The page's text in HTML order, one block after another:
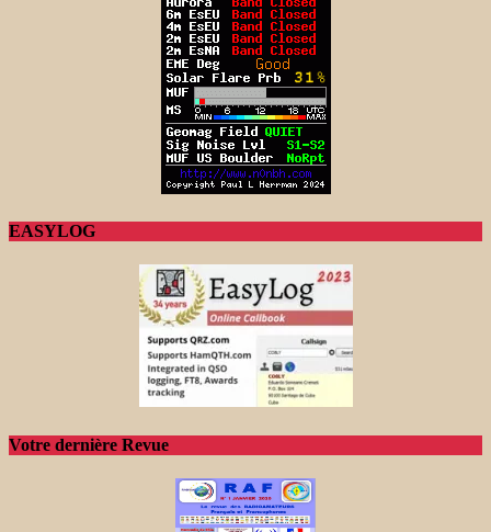
EASYLOG
Votre dernière Revue